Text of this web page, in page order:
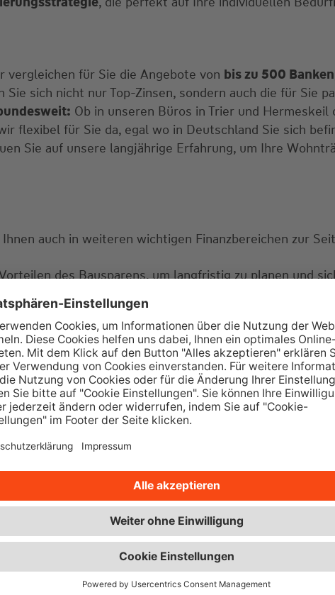
vergleichen für Sie die Angebote von bis zu 500 Banken
Sie sich nicht nur Top-Zinsen, sondern auch die für Sie
Ob in unseren Büros in Trier und
flexibel für Sie da, egal wo in Deutschland Sie sich
Sie auf unsere langjährige Erfahrung, um Ihre
auch in weiteren wichtigen Finanzbereichen zur
des Bausparens, um langfristig zu planen und
Wir erarbeiten für Sie und Ihre Familie individuelle
gemeinsam Ihre finanziellen Ziele erreichen!